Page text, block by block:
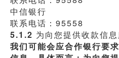
中信银行
联系电话：95558
5.1.2 为向您提供收款信
我们可能会应合作银行要